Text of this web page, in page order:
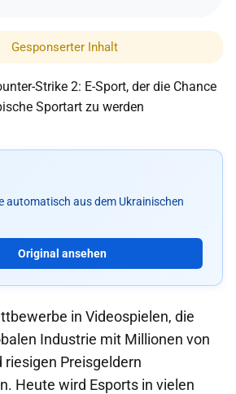
Gesponserter Inhalt
automatisch aus dem Ukrainischen
Original ansehen
in Videospielen, die
Industrie mit Millionen von
riesigen Preisgeldern
Heute wird Esports in vielen